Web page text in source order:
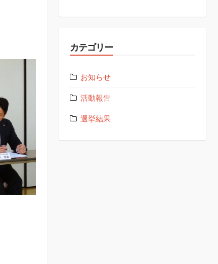
カテゴリー
お知らせ
活動報告
選挙結果